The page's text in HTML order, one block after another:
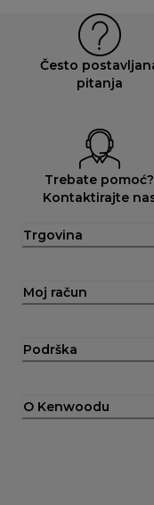
Često
pitanja
Trebate pomoć?
Kontaktirajte
Trgovina
Moj račun
Podrška
O Kenwoodu